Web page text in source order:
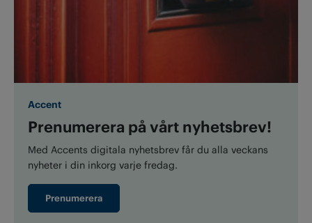
Accent
Prenumerera på vårt nyhetsbrev!
Med Accents digitala nyhetsbrev får du alla veckans
nyheter i din inkorg varje fredag.
Prenumerera